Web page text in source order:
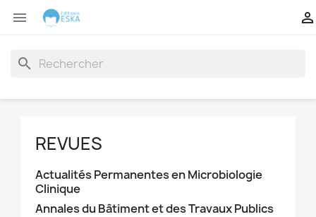
 
search
REVUES
Actualités Permanentes en Microbiologie
Clinique
Annales du Bâtiment et des Travaux Publics